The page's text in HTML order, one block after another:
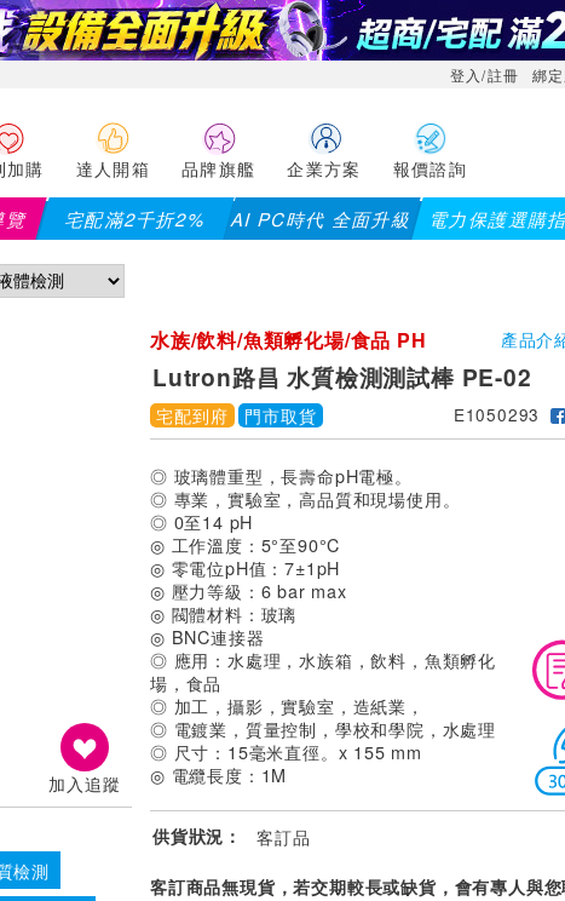
登入/註冊 綁
加購 達人開箱 品牌旗艦 企業方案 報價諮詢
覽 宅配滿2千折2% AI PC時代 全面升級 電力保護選購
加入追蹤
檢測
水族/飲料/魚類孵化場/食品 PH
測量
產品介
Lutron路昌 水質檢測測試棒 PE-02
宅配到府 門市取貨 E1050293
◎ 玻璃體重型，長壽命pH電極。
◎ 專業，實驗室，高品質和現場使用。
◎ 0至14 pH
◎ 工作溫度：5°至90°C
◎ 零電位pH值：7±1pH
◎ 壓力等級：6 bar max
◎ 閥體材料：玻璃
◎ BNC連接器
◎ 應用：水處理，水族箱，飲料，魚類孵化
場，食品
◎ 加工，攝影，實驗室，造紙業，
◎ 電鍍業，質量控制，學校和學院，水處理
◎ 尺寸：15毫米直徑。x 155 mm
◎ 電纜長度：1M
供貨狀況： 客訂品
客訂商品無現貨，若交期較長或缺貨，會有專人與